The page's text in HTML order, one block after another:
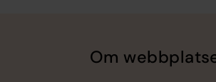
Om